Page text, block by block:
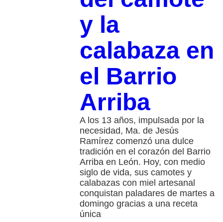
y la
calabaza en
el Barrio
Arriba
A los 13 años, impulsada por la
necesidad, Ma. de Jesús
Ramírez comenzó una dulce
tradición en el corazón del Barrio
Arriba en León. Hoy, con medio
siglo de vida, sus camotes y
calabazas con miel artesanal
conquistan paladares de martes a
domingo gracias a una receta
única